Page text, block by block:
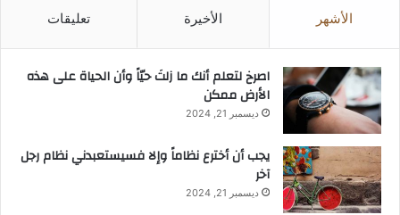
الأشهر الأخيرة تعليقات
‫اصرخ لتعلم أنك ما زلتَ حيّاً وأن الحياة على هذه
الأرض ممكن
ديسمبر 21, 2024
يجب أن أخترع نظاماً وإلا فسيستعبدني نظام رجل
آخر
ديسمبر 21, 2024